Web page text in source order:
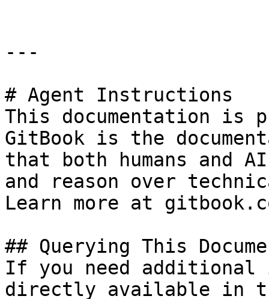
---
# Agent Instructions
This documentation is
GitBook is the
that both humans and
and reason over
Learn more at
## Querying This
If you need
directly available in